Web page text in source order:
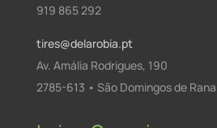
919 865 292
tires@delarobia.pt
Av. Amália Rodrigues, 190
2785-613 • São Domingos de Rana